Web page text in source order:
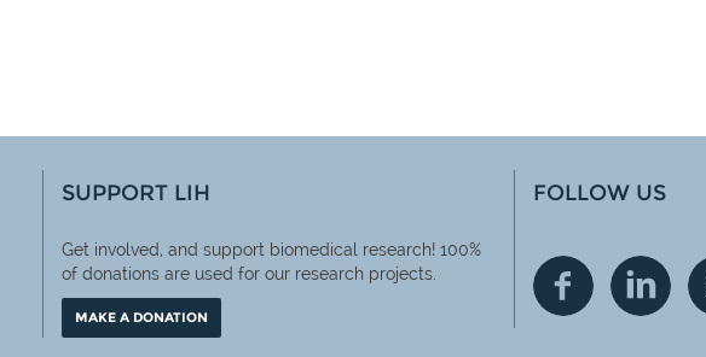
SUPPORT LIH
Get involved, and support biomedical research! 100%
of donations are used for our research projects.
MAKE A DONATION
FOLLOW US